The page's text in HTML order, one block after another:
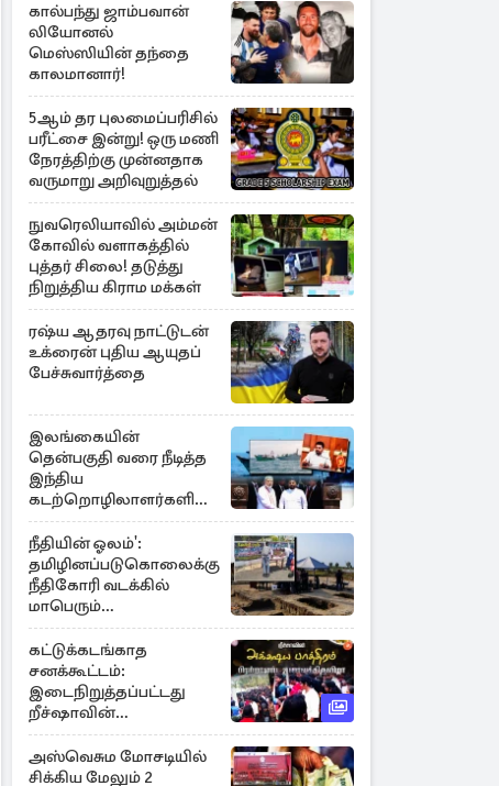
கால்பந்து ஜாம்பவான்
லியோனல்
மெஸ்ஸியின் தந்தை
காலமானார்!
5ஆம் தர புலமைப்பரிசில்
பரீட்சை இன்று! ஒரு மணி
நேரத்திற்கு முன்னதாக
வருமாறு அறிவுறுத்தல்
நுவரெலியாவில் அம்மன்
கோவில் வளாகத்தில்
புத்தர் சிலை! தடுத்து
நிறுத்திய கிராம மக்கள்
ரஷ்ய ஆதரவு நாட்டுடன்
உக்ரைன் புதிய ஆயுதப்
பேச்சுவார்த்தை
இலங்கையின்
தென்பகுதி வரை நீடித்த
இந்திய
கடற்றொழிலாளர்களின்
ஊடுருவல்
நீதியின் ஓலம்':
தமிழினப்படுகொலைக்கு
நீதிகோரி வடக்கில்
மாபெரும்
கவனயீர்ப்புப்போராட்டம்
கட்டுக்கடங்காத
சனக்கூட்டம்:
இடைநிறுத்தப்பட்டது
றீச்ஷாவின்
உணவுத்திருவிழா!
அஸ்வெசும மோசடியில்
சிக்கிய மேலும் 2